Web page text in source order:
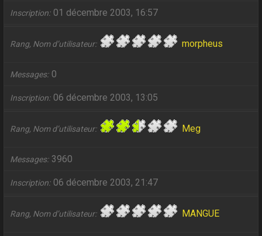
Inscription 01 décembre 2003, 16:57
Rang, Nom d’utilisateur morpheus
Messages 0
Inscription 06 décembre 2003, 13:05
Rang, Nom d’utilisateur Meg
Messages 3960
Inscription 06 décembre 2003, 21:47
Rang, Nom d’utilisateur MANGUE